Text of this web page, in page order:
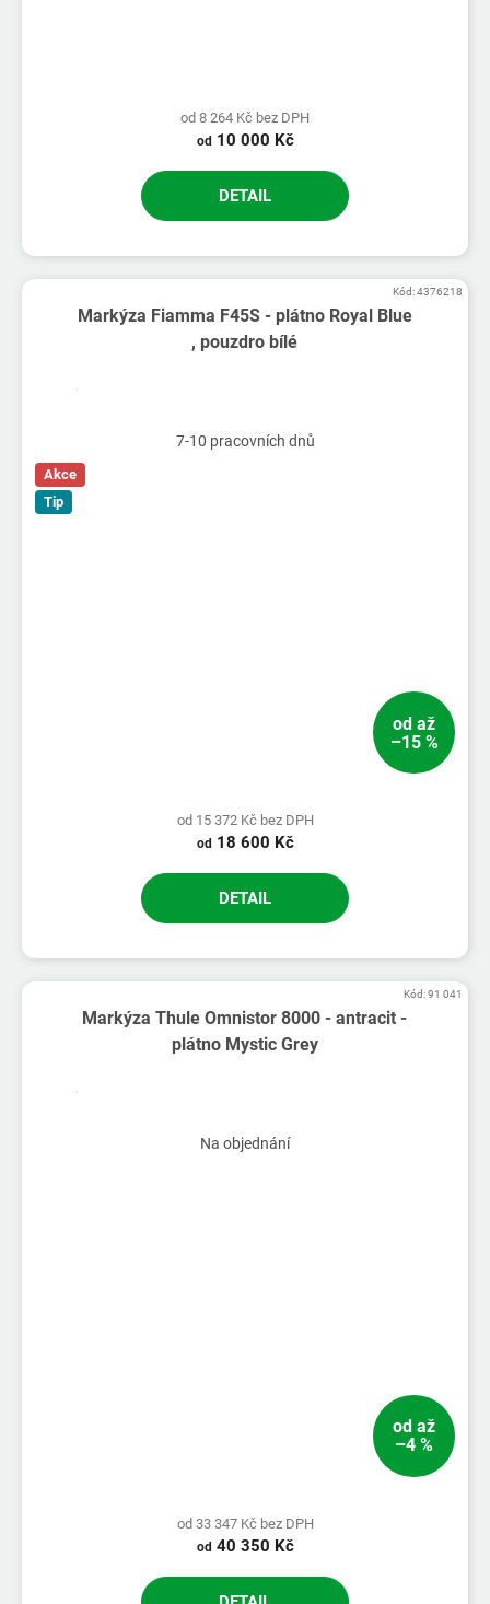
od 8 264 Kč bez DPH
od 10 000 Kč
DETAIL
Markýza Fiamma F45S - plátno Royal Blue
, pouzdro bílé
7-10 pracovních dnů
Akce
Tip
od až
–15 %
od 15 372 Kč bez DPH
od 18 600 Kč
DETAIL
Kód:4376218
Markýza Thule Omnistor 8000 - antracit -
plátno Mystic Grey
Na objednání
od až
–4 %
od 33 347 Kč bez DPH
od 40 350 Kč
Kód:91 041